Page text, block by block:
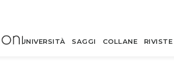
UNIVERSITÀ SAGGI COLLANE RIVISTE